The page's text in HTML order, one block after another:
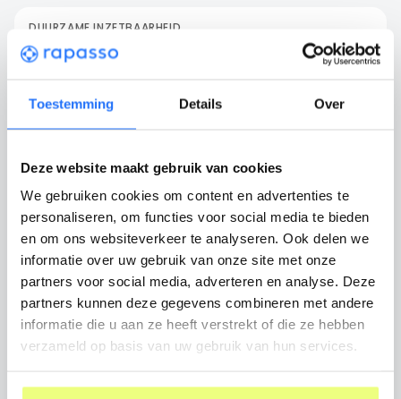
Toestemming Details Over
Deze website maakt gebruik van cookies
We gebruiken cookies om content en advertenties te
personaliseren, om functies voor social media te bieden
en om ons websiteverkeer te analyseren. Ook delen we
informatie over uw gebruik van onze site met onze
partners voor social media, adverteren en analyse. Deze
partners kunnen deze gegevens combineren met andere
informatie die u aan ze heeft verstrekt of die ze hebben
verzameld op basis van uw gebruik van hun services.
DUURZAME INZETBAARHEID
Wat zijn duurzame inzetbaarheidsuren?
DUURZAME INZETBAARHEID
DUURZAME INZETBAARHEID
Innovatieve technologieën: Duurzame
inzetbaarheid en verzuimpreventie
DUURZAME INZETBAARHEID
Het Huis van Werkvermogen uitgelegd
DUURZAME INZETBAARHEID